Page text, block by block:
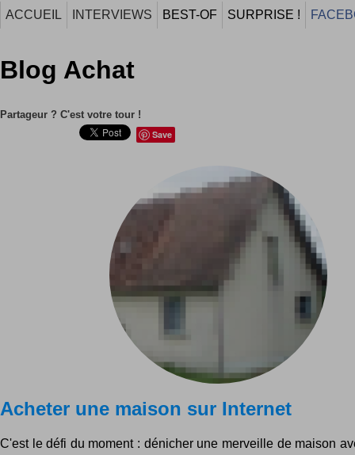
ACCUEIL INTERVIEWS BEST-OF SURPRISE !
Blog Achat
Partageur ? C'est votre tour !
Save
Acheter une maison sur Internet
C'est le défi du moment : dénicher une merveille de maison